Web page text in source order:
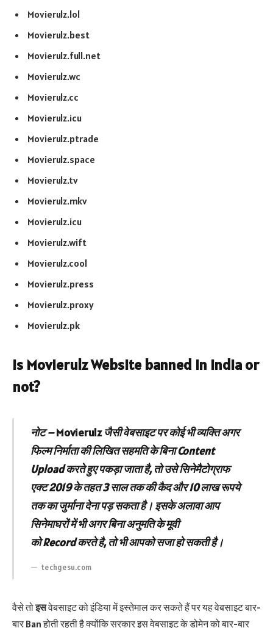
Movierulz.lol
Movierulz.best
Movierulz.full.net
Movierulz.wc
Movierulz.cc
Movierulz.icu
Movierulz.ptrade
Movierulz.space
Movierulz.tv
Movierulz.mkv
Movierulz.icu
Movierulz.wift
Movierulz.cool
Movierulz.press
Movierulz.proxy
Movierulz.pk
Is Movierulz Website banned in India or
not?
नोट –Movierulz जैसी वेबसाइट पर कोई भी व्यक्ति अगर
फिल्म निर्माता की लिखित सहमति के बिना Content
Upload करते हुए पकड़ा जाता है, तो उसे सिनेमैटोग्राफ
एक्ट 2019 के तहत 3 साल तक की कैद और 10 लाख रूपये
तक का जुर्माना देना पड़ सकता है। इसके अलावा आप
सिनेमाघरों में भी अगर बिना अनुमति के मूवी
को Record करते है, तो भी आपको सजा हो सकती है।
techgesu.com
वैसे तोइसवेबसाइट को इंडिया में इस्तेमाल कर सकते हैं पर यह वेबसाइट बार-
बार Ban होती रहती है क्योंकि सरकार इस वेबसाइट के डोमेन को बार-बार